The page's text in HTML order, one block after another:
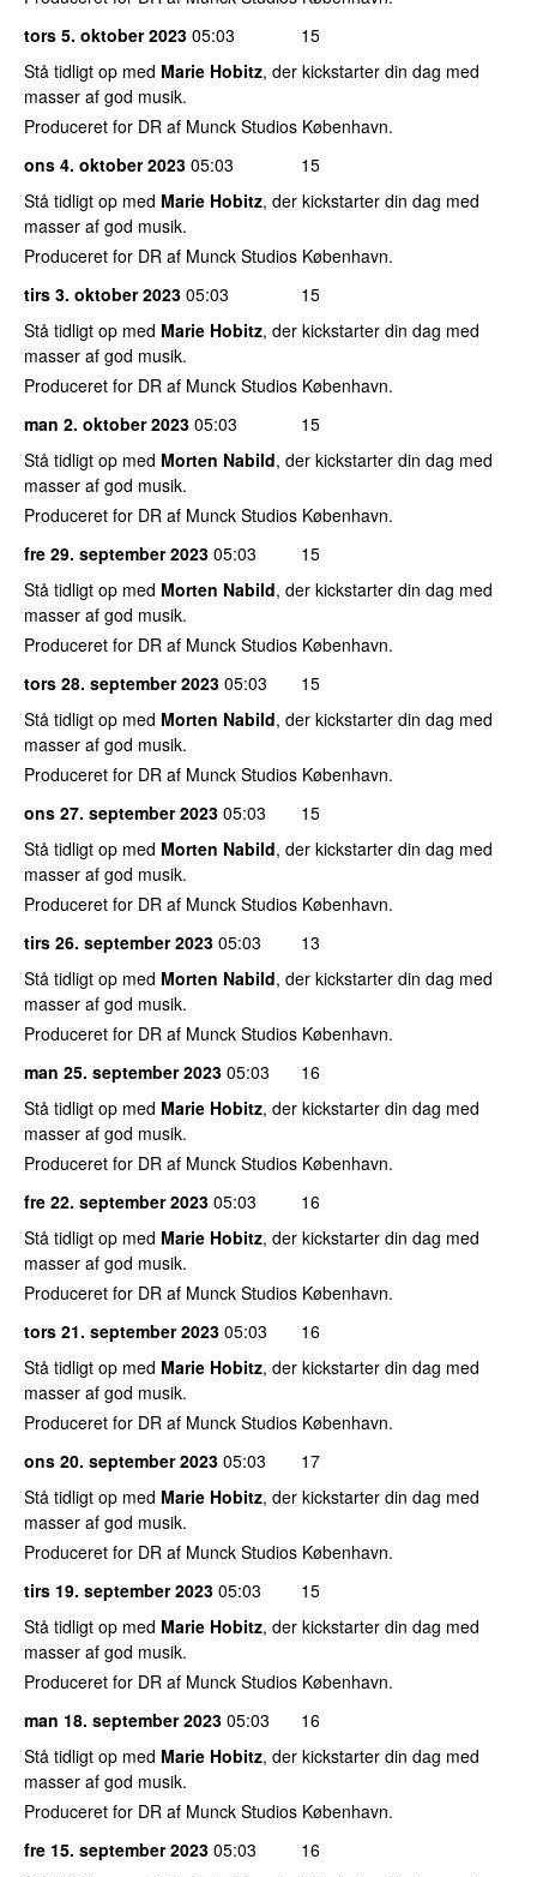
tors 5. oktober 2023 05:03
15
Stå tidligt op med Marie Hobitz, der kickstarter din dag med
masser af god musik.
Produceret for DR af Munck Studios København.
ons 4. oktober 2023 05:03
15
Stå tidligt op med Marie Hobitz, der kickstarter din dag med
masser af god musik.
Produceret for DR af Munck Studios København.
tirs 3. oktober 2023 05:03
15
Stå tidligt op med Marie Hobitz, der kickstarter din dag med
masser af god musik.
Produceret for DR af Munck Studios København.
man 2. oktober 2023 05:03
15
Stå tidligt op med Morten Nabild, der kickstarter din dag med
masser af god musik.
Produceret for DR af Munck Studios København.
fre 29. september 2023 05:03
15
Stå tidligt op med Morten Nabild, der kickstarter din dag med
masser af god musik.
Produceret for DR af Munck Studios København.
tors 28. september 2023 05:03
15
Stå tidligt op med Morten Nabild, der kickstarter din dag med
masser af god musik.
Produceret for DR af Munck Studios København.
ons 27. september 2023 05:03
15
Stå tidligt op med Morten Nabild, der kickstarter din dag med
masser af god musik.
Produceret for DR af Munck Studios København.
tirs 26. september 2023 05:03
13
Stå tidligt op med Morten Nabild, der kickstarter din dag med
masser af god musik.
Produceret for DR af Munck Studios København.
man 25. september 2023 05:03
16
Stå tidligt op med Marie Hobitz, der kickstarter din dag med
masser af god musik.
Produceret for DR af Munck Studios København.
fre 22. september 2023 05:03
16
Stå tidligt op med Marie Hobitz, der kickstarter din dag med
masser af god musik.
Produceret for DR af Munck Studios København.
tors 21. september 2023 05:03
16
Stå tidligt op med Marie Hobitz, der kickstarter din dag med
masser af god musik.
Produceret for DR af Munck Studios København.
ons 20. september 2023 05:03
17
Stå tidligt op med Marie Hobitz, der kickstarter din dag med
masser af god musik.
Produceret for DR af Munck Studios København.
tirs 19. september 2023 05:03
15
Stå tidligt op med Marie Hobitz, der kickstarter din dag med
masser af god musik.
Produceret for DR af Munck Studios København.
man 18. september 2023 05:03
16
Stå tidligt op med Marie Hobitz, der kickstarter din dag med
masser af god musik.
Produceret for DR af Munck Studios København.
fre 15. september 2023 05:03
16